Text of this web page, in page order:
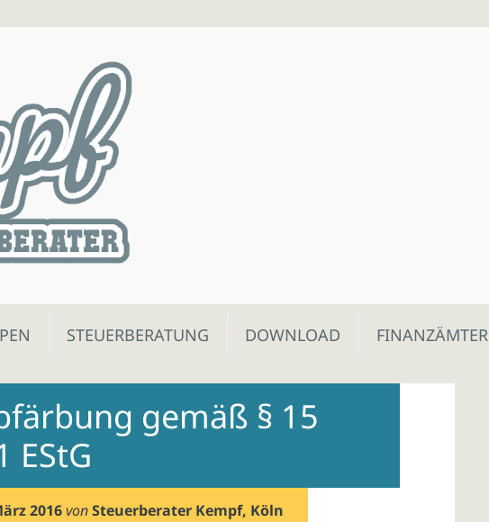
STEUERBERATUNG DOWNLOAD FINANZÄMTER
gemäß § 15
EStG
2016 vonSteuerberater Kempf, Köln